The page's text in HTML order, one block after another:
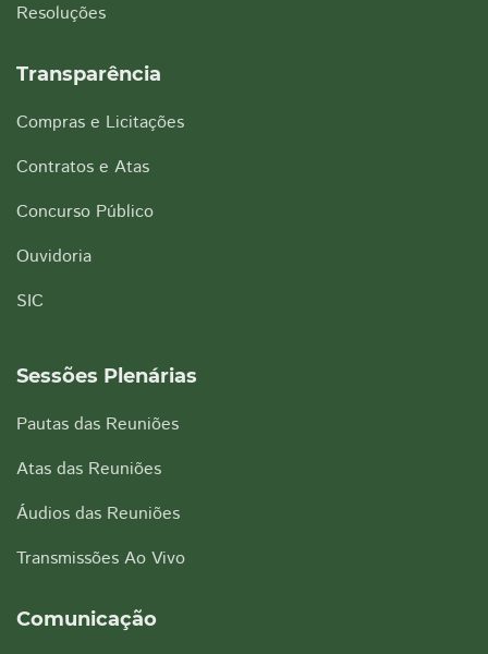
Resoluções
Transparência
Compras e Licitações
Contratos e Atas
Concurso Público
Ouvidoria
SIC
Sessões Plenárias
Pautas das Reuniões
Atas das Reuniões
Áudios das Reuniões
Transmissões Ao Vivo
Comunicação